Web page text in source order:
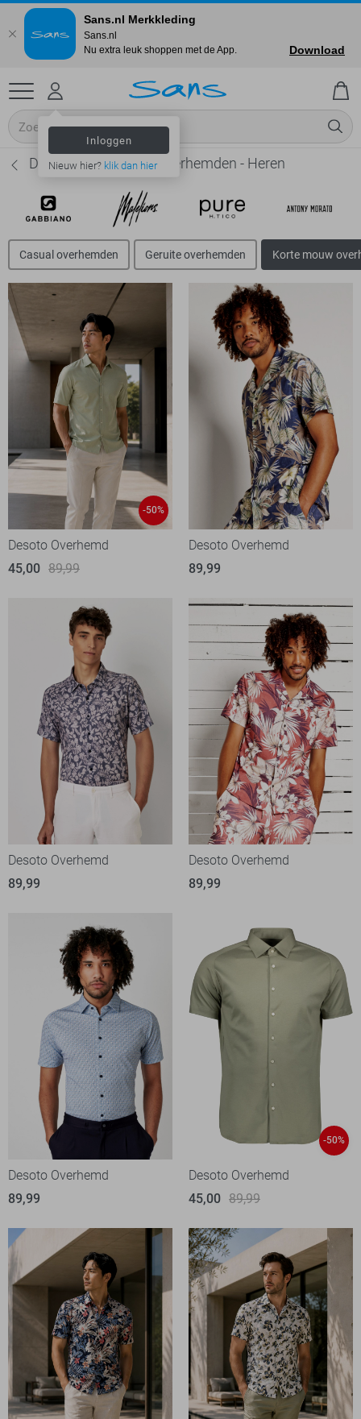
Inloggen
Nieuw hier? klik dan hier
Desoto Korte mouw overhemden - Heren
Casual overhemden Geruite overhemden Korte mouw
-50%
Desoto Overhemd
45,00 89,99
Desoto Overhemd
89,99
Desoto Overhemd
89,99
Desoto Overhemd
89,99
Desoto Overhemd
89,99
-50%
Desoto Overhemd
45,00 89,99
Sans.nl Merkkleding
Sans.nl
Nu extra leuk shoppen met de App.
Download